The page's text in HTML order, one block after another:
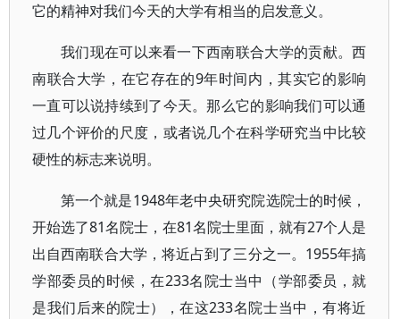
它的精神对我们今天的大学有相当的启发意义。
我们现在可以来看一下西南联合大学的贡献。西
南联合大学，在它存在的9年时间内，其实它的影响
一直可以说持续到了今天。那么它的影响我们可以通
过几个评价的尺度，或者说几个在科学研究当中比较
硬性的标志来说明。
第一个就是1948年老中央研究院选院士的时候，
开始选了81名院士，在81名院士里面，就有27个人是
出自西南联合大学，将近占到了三分之一。1955年搞
学部委员的时候，在233名院士当中（学部委员，就
是我们后来的院士），在这233名院士当中，有将近